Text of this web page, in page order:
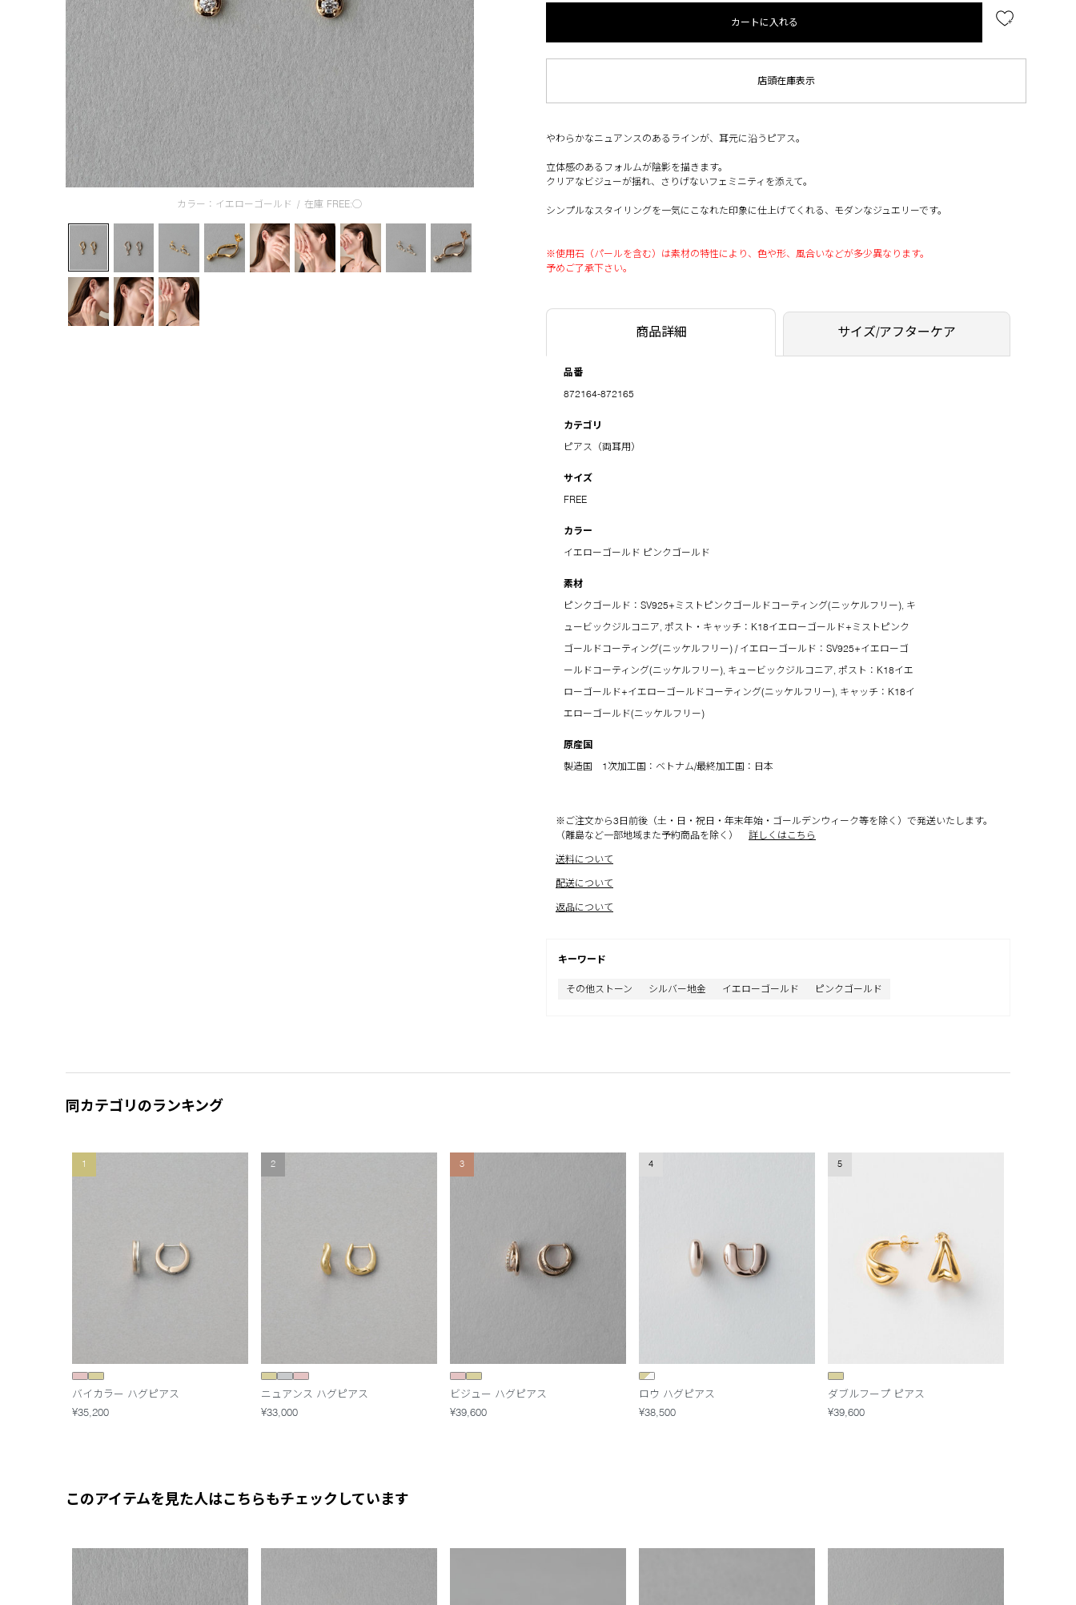
カラー：イエローゴールド / 在庫 FREE:◯
カートに入れる
店頭在庫表示
やわらかなニュアンスのあるラインが、耳元に沿うピアス。
立体感のあるフォルムが陰影を描きます。
クリアなビジューが揺れ、さりげないフェミニティを添えて。
シンプルなスタイリングを一気にこなれた印象に仕上げてくれる、モダンなジュエリーです。
※使用石（パールを含む）は素材の特性により、色や形、風合いなどが多少異なります。
予めご了承下さい。
商品詳細 サイズ/アフターケア
品番
872164-872165
カテゴリ
ピアス（両耳用）
サイズ
FREE
カラー
イエローゴールド ピンクゴールド
素材
ピンクゴールド：SV925+ミストピンクゴールドコーティング(ニッケルフリー), キ
ュービックジルコニア, ポスト・キャッチ：K18イエローゴールド+ミストピンク
ゴールドコーティング(ニッケルフリー) / イエローゴールド：SV925+イエローゴ
ールドコーティング(ニッケルフリー), キュービックジルコニア, ポスト：K18イエ
ローゴールド+イエローゴールドコーティング(ニッケルフリー), キャッチ：K18イ
エローゴールド(ニッケルフリー)
原産国
製造国 1次加工国：ベトナム/最終加工国：日本
※ご注文から3日前後（土・日・祝日・年末年始・ゴールデンウィーク等を除く）で発送いたします。
（離島など一部地域また予約商品を除く）
詳しくはこちら
送料について
配送について
返品について
キーワード
その他ストーン シルバー地金 イエローゴールド ピンクゴールド
同カテゴリのランキング
1
バイカラー ハグピアス
¥35,200
2
ニュアンス ハグピアス
¥33,000
3
ビジュー ハグピアス
¥39,600
4
ロウ ハグピアス
¥38,500
5
ダブルフープ ピアス
¥39,600
このアイテムを見た人はこちらもチェックしています